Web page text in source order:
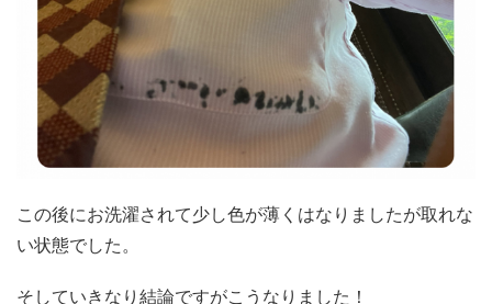
この後にお洗濯されて少し色が薄くはなりましたが取れな
い状態でした。
そしていきなり結論ですがこうなりました！